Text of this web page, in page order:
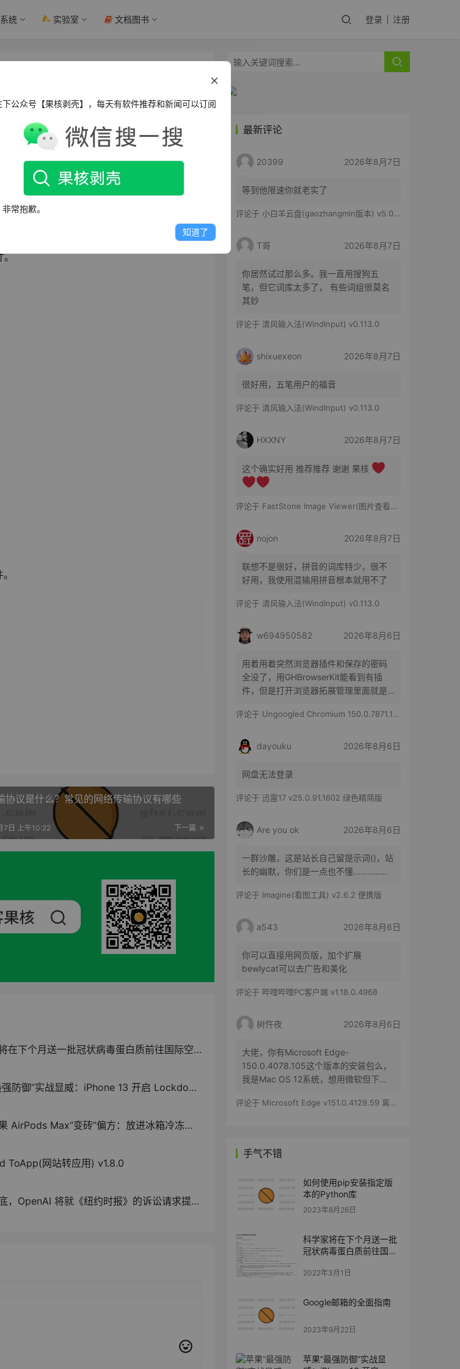
系统 实验室 文档图书 登录 注册
- 果核剥壳
案、施工图绘制以及审批备案都具有重要意
我将与大家分享CAD绘制立面图的教程，
。
协议是什么？常见的网络传输协议有哪些
下一篇
7日 上午10:22
下个月送一批冠状病毒蛋白质前往国际空间站进行研究
御”实战显威：iPhone 13 开启 Lockdown 模式，连 FBI 都没辙
Max“变砖”偏方：放进冰箱冷冻半小时有望复活
ToApp(网站转应用) v1.8.0
，OpenAI 将就《纽约时报》的诉讼请求提出上诉
最新评论
20399 2026年8月7日
等到他限速你就老实了
评论于 小白羊云盘(gaozhangmin版本) v5.0.14
T哥 2026年8月7日
你居然试过那么多。我一直用搜狗五
笔，但它词库太多了， 有些词组很莫名
其妙
评论于 清风输入法(WindInput) v0.113.0
shixuexeon 2026年8月7日
很好用，五笔用户的福音
评论于 清风输入法(WindInput) v0.113.0
HXXNY 2026年8月7日
这个确实好用 推荐推荐 谢谢 果核
评论于 FastStone Image Viewer(图片查看工具) v8.5 便携版
nojon 2026年8月7日
联想不是很好，拼音的词库特少，很不
好用，我使用混输用拼音根本就用不了
评论于 清风输入法(WindInput) v0.113.0
w694950582 2026年8月6日
用着用着突然浏览器插件和保存的密码
全没了，用GHBrowserKit能看到有插
件，但是打开浏览器拓展管理里面就是
评论于 Ungoogled Chromium 150.0.7871.186-1.1 果核优化便携版
dayouku 2026年8月6日
网盘无法登录
评论于 迅雷17 v25.0.91.1602 绿色精简版
Are you ok 2026年8月6日
一群沙雕，这是站长自己留提示词()，站
长的幽默，你们是一点也不懂..............
评论于 Imagine(看图工具) v2.6.2 便携版
a543 2026年8月6日
你可以直接用网页版，加个扩展
bewlycat可以去广告和美化
评论于 哔哩哔哩PC客户端 v1.18.0.4968
树忤夜 2026年8月6日
大佬，你有Microsoft Edge-
150.0.4078.105这个版本的安装包么，
我是Mac OS 12系统，想用微软但下不
评论于 Microsoft Edge v151.0.4129.59 离线安装包
手气不错
如何使用pip安装指定版
本的Python库
2023年8月26日
科学家将在下个月送一批
冠状病毒蛋白质前往国际
2022年3月1日
Google邮箱的全面指南
2023年9月22日
苹果“最强防御”实战显
公众号【果核剥壳】，每天有软件推荐和新闻可以订阅
常抱歉。
知道了